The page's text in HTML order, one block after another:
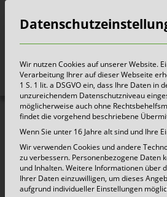
Wir nutzen Cookies auf unserer Website.
Verarbeitung Ihrer auf dieser Webseite
1 S. 1 lit. a DSGVO ein, dass Ihre Daten
unzureichendem Datenschutzniveau
möglicherweise auch ohne
findet die vorgehend beschriebene
Wenn Sie unter 16 Jahre alt sind und Ihre
Wir verwenden Cookies und andere
zu verbessern. Personenbezogene Daten
und Inhalten.Weitere Informationen über
Ihrer Daten einzuwilligen, um dieses
aufgrund individueller Einstellungen